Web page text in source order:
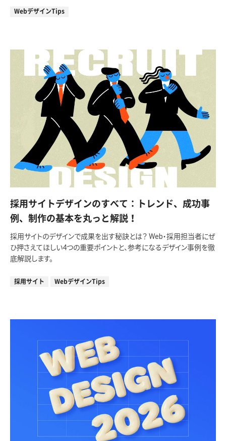
WebデザインTips
採用サイトデザインのすべて：トレンド、成功事
例、制作の基本を丸っと解説！
採用サイトのデザインで成果を出す秘訣とは？ Web・採用担当者にぜ
ひ押さえてほしい4つの重要ポイントと、参考になるデザイン事例を徹
底解説します。
採用サイト WebデザインTips